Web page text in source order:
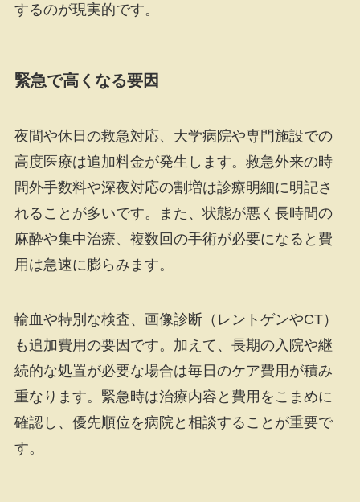
するのが現実的です。
緊急で高くなる要因
夜間や休日の救急対応、大学病院や専門施設での
高度医療は追加料金が発生します。救急外来の時
間外手数料や深夜対応の割増は診療明細に明記さ
れることが多いです。また、状態が悪く長時間の
麻酔や集中治療、複数回の手術が必要になると費
用は急速に膨らみます。
輸血や特別な検査、画像診断（レントゲンやCT）
も追加費用の要因です。加えて、長期の入院や継
続的な処置が必要な場合は毎日のケア費用が積み
重なります。緊急時は治療内容と費用をこまめに
確認し、優先順位を病院と相談することが重要で
す。